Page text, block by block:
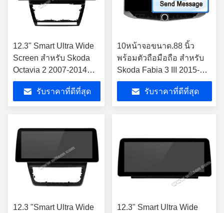
12.3" Smart Ultra Wide
Screen สําหรับ Skoda
Octavia 2 2007-2014
เครื่องเสียงสเตเรียมัลติ
มีเดียรถรับราคาที่ดีที่สุด
10หน้าจอขนาด.88 นิ้ว
พร้อมตัวถือมือถือ สําหรับ
Skoda Fabia 3 III 2015-
2019 เครื่องเสียงสเตียโร
ยันต์รถยนต์รับราคาที่ดีที่สุด
12.3 "Smart Ultra Wide
12.3" Smart Ultra Wide